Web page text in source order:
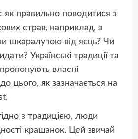
як правильно поводитися з
страв, наприклад, з
шкаралупою від яєць? Чи
Українські традиції та
власні
цього, як зазначається на
з традицією, люди
крашанок. Цей звичай